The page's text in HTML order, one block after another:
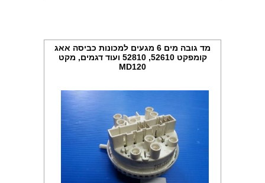
מד גובה מים 6 מגעים למכונות כביסה אאג
קומפקט 52610, 52810 ועוד דגמים, מקט
MD120